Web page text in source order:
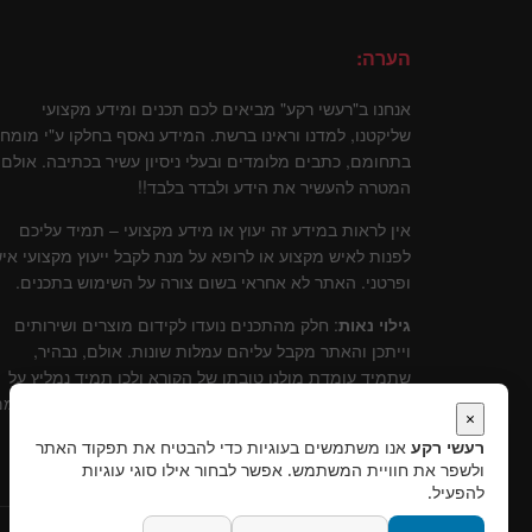
הערה:
אנחנו ב"רעשי רקע" מביאים לכם תכנים ומידע מקצועי
שליקטנו, למדנו וראינו ברשת. המידע נאסף בחלקו ע"י
בתחומם, כתבים מלומדים ובעלי ניסיון עשיר בכתיבה. אולם
המטרה להעשיר את הידע ולבדר בלבד!!
אין לראות במידע זה יעוץ או מידע מקצועי – תמיד עליכם
לפנות לאיש מקצוע או לרופא על מנת לקבל ייעוץ מקצועי
ופרטני. האתר לא אחראי בשום צורה על השימוש בתכנים.
גילוי נאות: חלק מהתכנים נועדו לקידום מוצרים ושירותים
וייתכן והאתר מקבל עליהם עמלות שונות. אולם, נבהיר,
שתמיד עומדת מולנו טובתו של הקורא ולכן תמיד נמליץ על
שירותים ומוצרים שלדעתינו עומדים בסטנרט איכותי
×
רעשי רקע אנו משתמשים בעוגיות כדי להבטיח את תפקוד האתר
ולשפר את חוויית המשתמש. אפשר לבחור אילו סוגי עוגיות
להפעיל.